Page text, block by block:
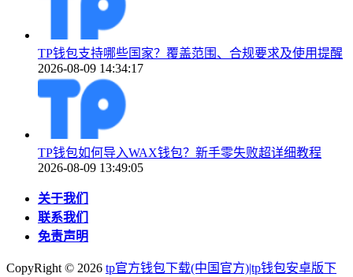
TP钱包支持哪些国家？覆盖范围、合规要求及使用提醒
2026-08-09 14:34:17
TP钱包如何导入WAX钱包？新手零失败超详细教程
2026-08-09 13:49:05
关于我们
联系我们
免责声明
CopyRight © 2026 tp官方钱包下载(中国官方)|tp钱包安卓版下